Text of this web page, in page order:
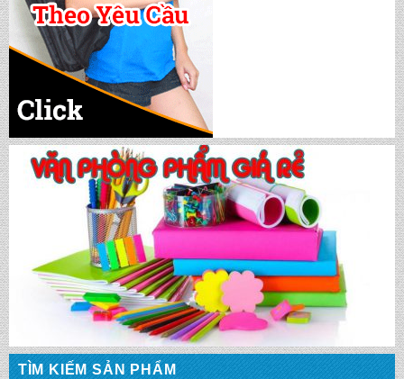
TÌM KIẾM SẢN PHẨM
CẶP HỌC SINH MS: TN 5016
CẶP HỌC SINH MS: TN 5015
CẶP HỌC SINH MS: TN 5014
CẶP HỌC SINH MS: TN 5013